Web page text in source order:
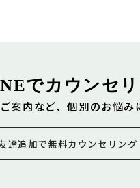
でカウンセ
案内など、個別のお悩み
達追加で無料カウンセリング